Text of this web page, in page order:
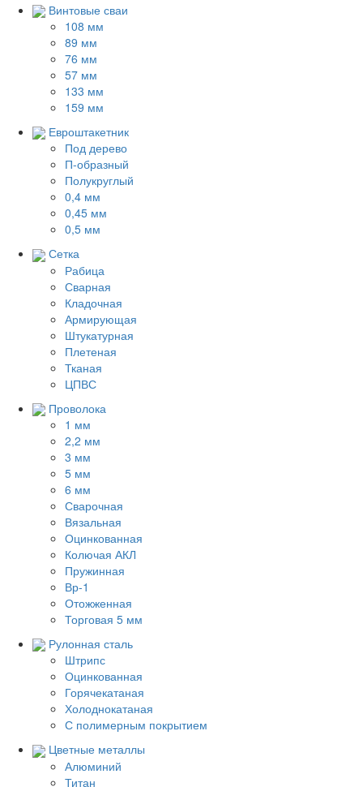
Винтовые сваи
108 мм
89 мм
76 мм
57 мм
133 мм
159 мм
Евроштакетник
Под дерево
П-образный
Полукруглый
0,4 мм
0,45 мм
0,5 мм
Сетка
Рабица
Сварная
Кладочная
Армирующая
Штукатурная
Плетеная
Тканая
ЦПВС
Проволока
1 мм
2,2 мм
3 мм
5 мм
6 мм
Сварочная
Вязальная
Оцинкованная
Колючая АКЛ
Пружинная
Вр-1
Отожженная
Торговая 5 мм
Рулонная сталь
Штрипс
Оцинкованная
Горячекатаная
Холоднокатаная
С полимерным покрытием
Цветные металлы
Алюминий
Титан